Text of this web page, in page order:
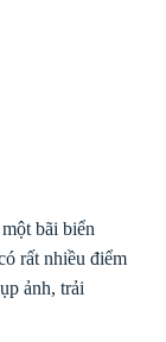
bãi biển
rất nhiều điểm
ảnh, trải